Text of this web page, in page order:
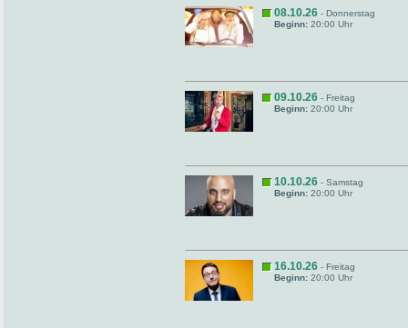
08.10.26 - Donnerstag
Beginn: 20:00 Uhr
09.10.26 - Freitag
Beginn: 20:00 Uhr
10.10.26 - Samstag
Beginn: 20:00 Uhr
16.10.26 - Freitag
Beginn: 20:00 Uhr